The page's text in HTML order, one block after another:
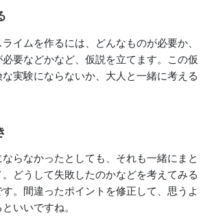
イムを作るには、どんなものが必要か、
必要などかなど、仮説を立てます。この仮
実験にならないか、大人と一緒に考える
らなかったとしても、それも一緒にまと
どうして失敗したのかなどを考えてみる
。間違ったポイントを修正して、思うよ
いいですね。